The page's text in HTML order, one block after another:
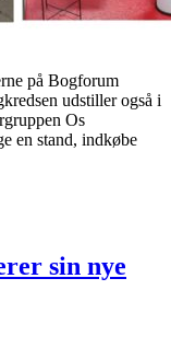
på Bogforum
udstiller også i
Os
en stand, indkøbe
sin nye